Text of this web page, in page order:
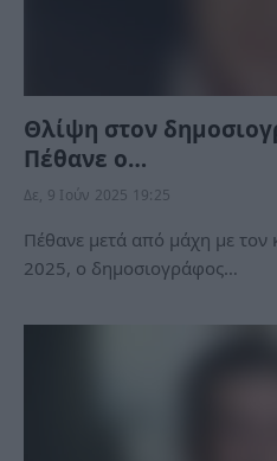
Θλίψη στον
Πέθανε ο…
Δε, 9 Ιούν 2025 19:25
Πέθανε μετά από μάχη με τον
2025, ο δημοσιογράφος…